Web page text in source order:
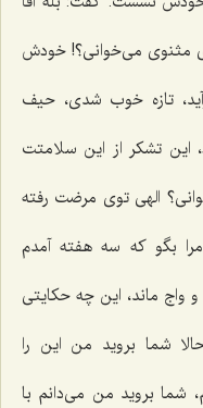
مثنوی می‌خوانی؟! خودش
تازه خوب شدی، حیف
این تشكر از این سلامتت
الهی توی مرضت رفته
بگو كه سه هفته آمدم
واج ماند، این چه حكایتی
شما بروید من این را
بروید من می‌دانم با